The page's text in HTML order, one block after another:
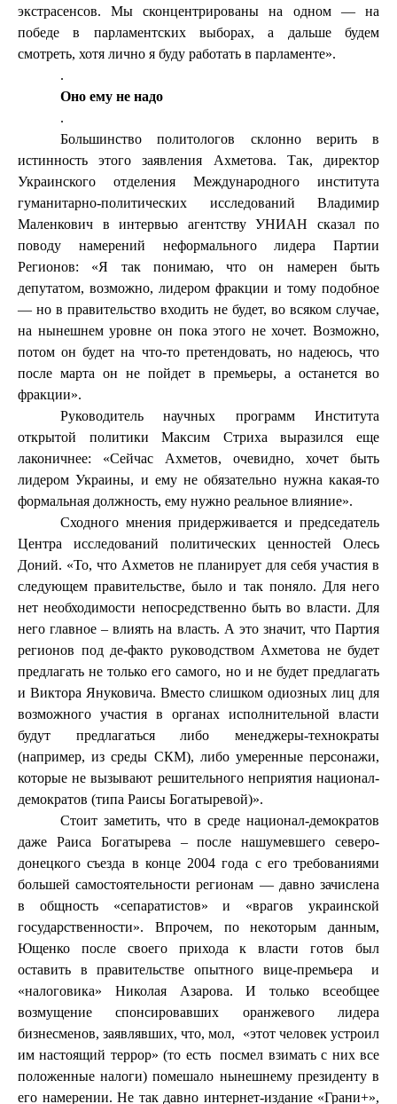
экстрасенсов. Мы сконцентрированы на одном — на
победе в парламентских выборах, а дальше будем
смотреть, хотя лично я буду работать в парламенте».
.
Оно ему не надо
.
Большинство политологов склонно верить в
истинность этого заявления Ахметова. Так, директор
Украинского отделения Международного института
гуманитарно-политических исследований Владимир
Маленкович в интервью агентству УНИАН сказал по
поводу намерений неформального лидера Партии
Регионов: «Я так понимаю, что он намерен быть
депутатом, возможно, лидером фракции и тому подобное
— но в правительство входить не будет, во всяком случае,
на нынешнем уровне он пока этого не хочет. Возможно,
потом он будет на что-то претендовать, но надеюсь, что
после марта он не пойдет в премьеры, а останется во
фракции».
Руководитель научных программ Института
открытой политики Максим Стриха выразился еще
лаконичнее: «Сейчас Ахметов, очевидно, хочет быть
лидером Украины, и ему не обязательно нужна какая-то
формальная должность, ему нужно реальное влияние».
Сходного мнения придерживается и председатель
Центра исследований политических ценностей Олесь
Доний. «То, что Ахметов не планирует для себя участия в
следующем правительстве, было и так поняло. Для него
нет необходимости непосредственно быть во власти. Для
него главное – влиять на власть. А это значит, что Партия
регионов под де-факто руководством Ахметова не будет
предлагать не только его самого, но и не будет предлагать
и Виктора Януковича. Вместо слишком одиозных лиц для
возможного участия в органах исполнительной власти
будут предлагаться либо менеджеры-технократы
(например, из среды СКМ), либо умеренные персонажи,
которые не вызывают решительного неприятия национал-
демократов (типа Раисы Богатыревой)».
Стоит заметить, что в среде национал-демократов
даже Раиса Богатырева – после нашумевшего северо-
донецкого съезда в конце 2004 года с его требованиями
большей самостоятельности регионам — давно зачислена
в общность «сепаратистов» и «врагов украинской
государственности». Впрочем, по некоторым данным,
Ющенко после своего прихода к власти готов был
оставить в правительстве опытного вице-премьера
и
«налоговика» Николая Азарова. И только всеобщее
возмущение спонсировавших оранжевого лидера
бизнесменов, заявлявших, что, мол,
«этот человек устроил
им настоящий террор» (то есть
посмел взимать с них все
положенные налоги) помешало нынешнему президенту в
его намерении. Не так давно интернет-издание «Грани+»,